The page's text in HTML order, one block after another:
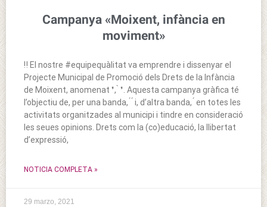
Campanya «Moixent, infància en
moviment»
‼️ El nostre #equipequàlitat va emprendre i dissenyar el
Projecte Municipal de Promoció dels Drets de la Infància
de Moixent, anomenat ❜, ̀ ❜. Aquesta campanya gràfica té
l’objectiu de, per una banda, ́ ́ i, d’altra banda, ́ en totes les
activitats organitzades al municipi i tindre en consideració
les seues opinions. Drets com la (co)educació, la llibertat
d’expressió,
NOTICIA COMPLETA »
29 marzo, 2021